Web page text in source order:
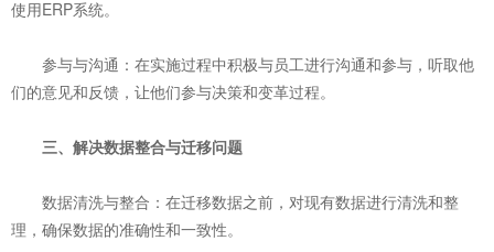
使用ERP系统。
‌参与与沟通‌：在实施过程中积极与员工进行沟通和参与，听取他
们的意见和反馈，让他们参与决策和变革过程。
三、解决数据整合与迁移问题
‌数据清洗与整合‌：在迁移数据之前，对现有数据进行清洗和整
理，确保数据的准确性和一致性。